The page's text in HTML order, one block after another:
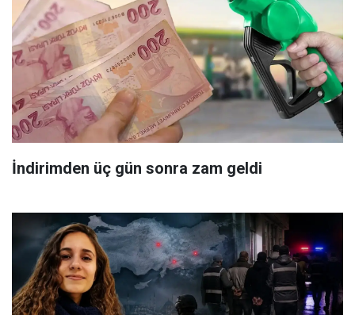
İndirimden üç gün sonra zam geldi